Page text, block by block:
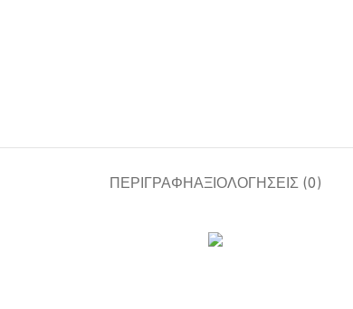
ΠΕΡΙΓΡΑΦΉΑΞΙΟΛΟΓΉΣΕΙΣ (0)